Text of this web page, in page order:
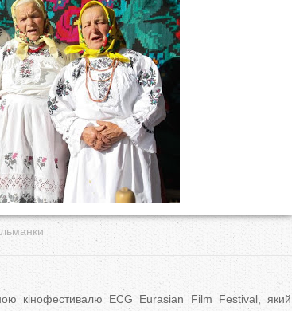
кінофестивалю ECG Eurasian Film Festival, який